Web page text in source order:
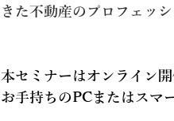
きた不動産のプロフェッ
本セミナーはオンライン開
お手持ちのPCまたはスマ